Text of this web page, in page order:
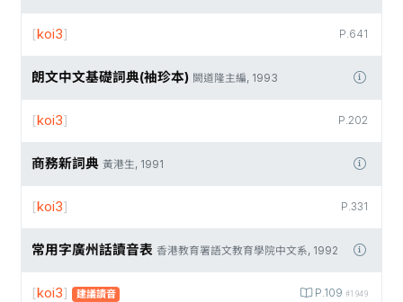
P.641
[koi3]
朗文中文基礎詞典(袖珍本) 闕道隆主編, 1993
P.202
[koi3]
商務新詞典 黃港生, 1991
P.331
[koi3]
常用字廣州話讀音表 香港教育署語文教育學院中文系, 1992
P.109 #1949
[koi3] 建議讀音